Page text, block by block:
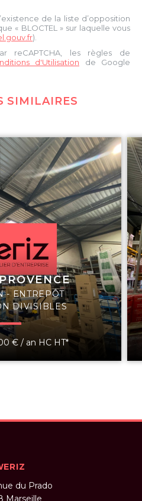
de la liste d’opposition
« BLOCTEL » sur laquelle vous
).
reCAPTCHA, les règles de
d'Utilisation de Google
SIMILAIRES
- ENTREPÔT
DIVISIBLES
€ / an HC HT*
du Prado
Marseille